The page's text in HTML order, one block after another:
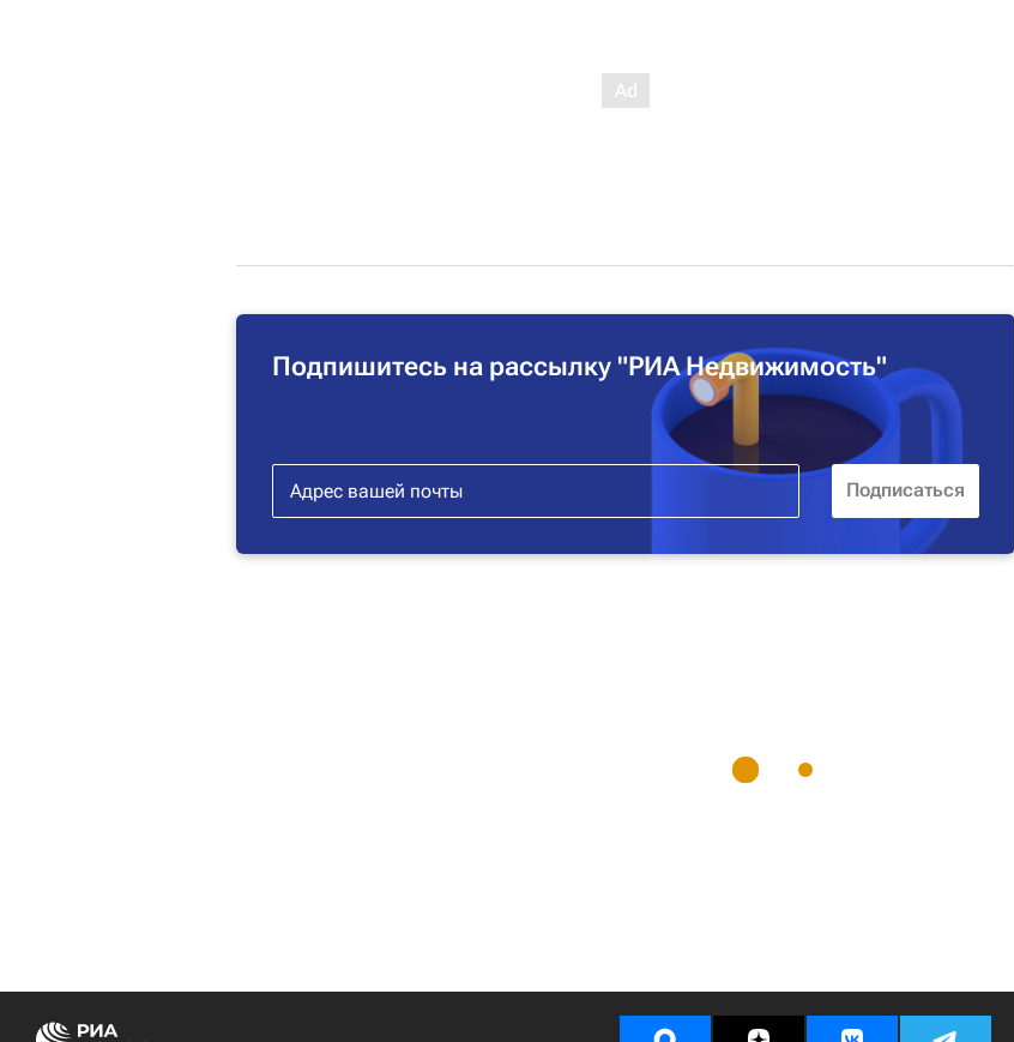
Подпишитесь на рассылку "РИА Недвижимость"